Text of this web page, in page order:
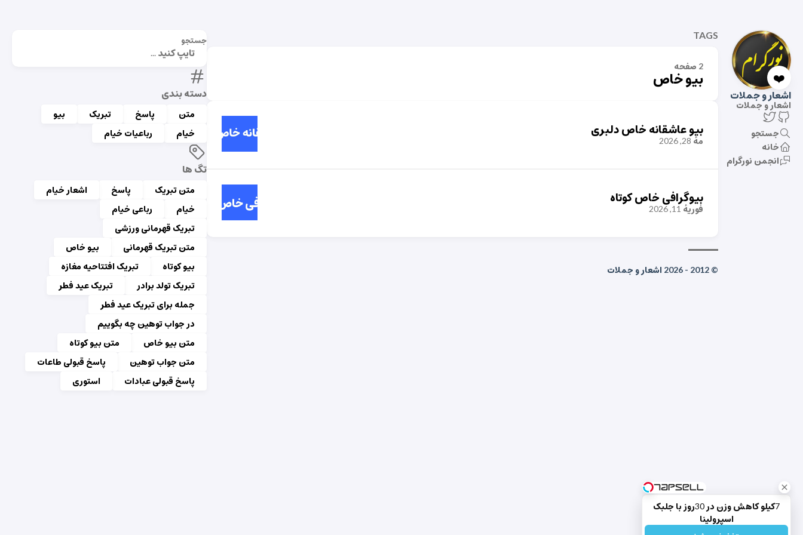
❤️
اشعار و جملات
اشعار و جملات
جستجو
خانه
انجمن نورگرام
جستجو
دسته بندی
متن پاسخ تبریک
بیو
خیام
رباعیات خیام
تگ ها
متن تبریک پاسخ
اشعار خیام
خیام
رباعی خیام
تبریک قهرمانی ورزشی
متن تبریک قهرمانی
بیو خاص
بیو کوتاه
تبریک افتتاحیه مغازه
تبریک تولد برادر
تبریک عید فطر
جمله برای تبریک عید فطر
در جواب توهین چه بگوییم
متن بیو خاص
متن بیو کوتاه
متن جواب توهین
پاسخ قبولی طاعات
پاسخ قبولی عبادات
استوری
TAGS
2 صفحه
بیو خاص
بیو عاشقانه خاص دلبری
مهٔ 28, 2026
بیوگرافی خاص کوتاه
فوریهٔ 11, 2026
© 2012 - 2026 اشعار و جملات
7کیلو کاهش وزن در 30روز با جلبک
اسپرولینا